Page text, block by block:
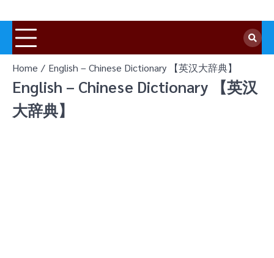
Home English – Chinese Dictionary 【英汉大辞典】
English – Chinese Dictionary 【英汉
大辞典】